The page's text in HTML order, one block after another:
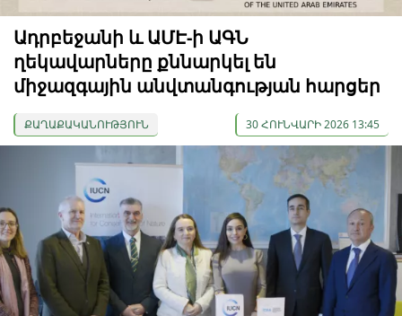
Ադրբեջանի և ԱՄԷ-ի ԱԳՆ
ղեկավարները քննարկել են
միջազգային անվտանգության հարցեր
ՔԱՂԱՔԱԿԱՆՈՒԹՅՈՒՆ 30 ՀՈՒՆՎԱՐԻ 2026 13:45